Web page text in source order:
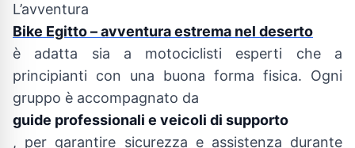
L’avventura
Bike Egitto – avventura estrema nel deserto
è adatta sia a motociclisti esperti che a
principianti con una buona forma fisica. Ogni
gruppo è accompagnato da
guide professionali e veicoli di supporto
, per garantire sicurezza e assistenza durante